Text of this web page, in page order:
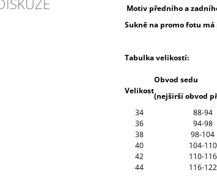
Motiv předního a
Sukně na promo fotu
Tabulka velikostí:
Velikost
Obvod sedu
(nejširší obvod
34
88-94
36
94-98
38
98-104
40
104-110
42
110-116
44
116-122